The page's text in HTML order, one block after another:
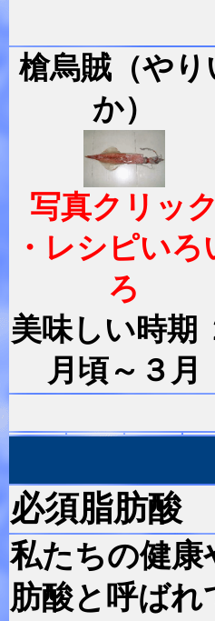
槍烏賊（やり
か）
写真クリック
・レシピいろ
ろ
美味しい時期
月頃～３月
必須脂肪酸
私たちの健康
肪酸と呼ばれ